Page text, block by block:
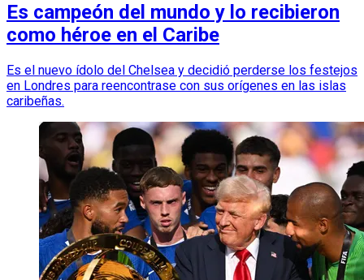
Es campeón del mundo y lo recibieron
como héroe en el Caribe
Es el nuevo ídolo del Chelsea y decidió perderse los festejos
en Londres para reencontrase con sus orígenes en las islas
caribeñas.